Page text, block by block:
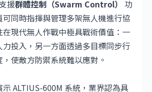
援群體控制（Swarm Control）
功
可同時指揮與管理多架無人機進行協
在現代無人作戰中極具戰術價值：一
力投入，另一方面透過多目標同步行
使敵方防禦系統難以應對。
ALTIUS-600M 系統，業界認為具